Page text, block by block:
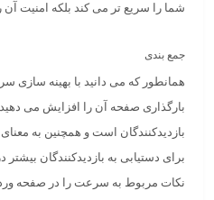
شما را سریع تر می کند بلکه امنیت آن
جمع بندی
همانطور که می دانید با بهینه
بارگذاری صفحه آن را افزایش می دهید
بازدیدکنندگان است و همچنین به
برای دستیابی به بازدیدکنندگان
نکات مربوط به سرعت را در صفحه